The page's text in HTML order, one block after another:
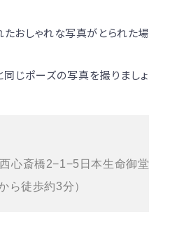
おしゃれな写真がとられた場
じポーズの写真を撮りましょ
ら徒歩約3分）